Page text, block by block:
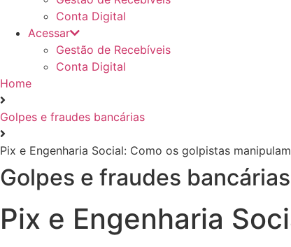
Conta Digital
Acessar
Gestão de Recebíveis
Conta Digital
Home
Golpes e fraudes bancárias
Pix e Engenharia Social: Como os golpistas
Golpes e fraudes bancárias
Pix e Engenharia